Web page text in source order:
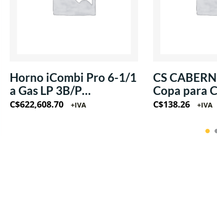
Horno iCombi Pro 6-1/1
a Gas LP 3B/P
220V/60Hz/1Ph
C$622,608.70 +IVA
CS
Copa para
estilo Flauta
C$138.26 +IVA